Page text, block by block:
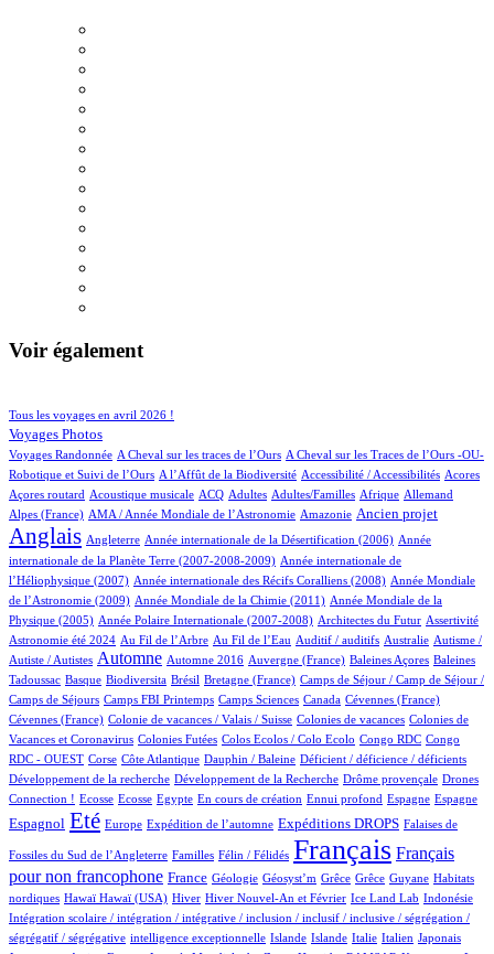
Voir également
Tous les voyages en avril 2026 !
205/929
Voyages Photos
153/929
Voyages Randonnée
4/929 A Cheval sur les traces de l’Ours
4/929
A Cheval sur les Traces de l’Ours -OU-
Robotique et Suivi de l’Ours
3/929 A l’Affût de la Biodiversité
1/929 Accessibilité / Accessibilités
3/929 Acores
1/929
Açores routard
3/929 Acoustique musicale
100/929 ACQ
30/929 Adultes
13/929 Adultes/Familles
2/929 Afrique
69/929 Allemand
22/929
Alpes (France)
13/929 AMA / Année Mondiale de l’Astronomie
6/929 Amazonie
255/929 Ancien projet
723/929
Anglais
63/929 Angleterre
6/929 Année internationale de la Désertification (2006)
13/929
Année
internationale de la Planète Terre (2007-2008-2009)
5/929
Année internationale de
l’Héliophysique (2007)
1/929 Année internationale des Récifs Coralliens (2008)
13/929
Année Mondiale
de l’Astronomie (2009)
2/929 Année Mondiale de la Chimie (2011)
15/929
Année Mondiale de la
Physique (2005)
5/929 Année Polaire Internationale (2007-2008)
3/929 Architectes du Futur
2/929 Assertivité
58/929
Astronomie été 2024
28/929 Au Fil de l’Arbre
17/929 Au Fil de l’Eau
1/929 Auditif / auditifs
1/929 Australie
1/929
Autisme /
Autiste / Autistes
432/929 Automne
5/929 Automne 2016
5/929 Auvergne (France)
1/929 Baleines Açores
2/929
Baleines
Tadoussac
1/929 Basque
79/929 Biodiversita
1/929 Brésil
14/929 Bretagne (France)
110/929
Camps de Séjour / Camp de Séjour /
Camps de Séjours
5/929 Camps FBI Printemps
14/929 Camps Sciences
4/929 Canada
2/929 Cévennes (France)
1/929
Cévennes (France)
1/929 Colonie de vacances / Valais / Suisse
4/929 Colonies de vacances
3/929
Colonies de
Vacances et Coronavirus
1/929 Colonies Futées
1/929 Colos Ecolos / Colo Ecolo
1/929 Congo RDC
2/929
Congo
RDC - OUEST
1/929 Corse
18/929 Côte Atlantique
1/929 Dauphin / Baleine
1/929 Déficient / déficience / déficients
1/929
Développement de la recherche
1/929 Développement de la Recherche
2/929 Drôme provençale
13/929
Drones
Connection !
1/929 Ecosse
1/929 Ecosse
1/929 Egypte
14/929 En cours de création
2/929 Ennui profond
23/929 Espagne
17/929 Espagne
268/929
Espagnol
703/929 Eté
12/929 Europe
178/929 Expédition de l’automne
268/929 Expéditions DROPS
4/929 Falaises de
Fossiles du Sud de l’Angleterre Familles Félin / Félidés Français Français
pour non francophone
294/929 France
34/929 Géologie
1/929 Géosyst’m
1/929 Grêce
1/929 Grêce
1/929 Guyane
3/929
Habitats
nordiques
2/929 Hawaï
2/929 Hawaï (USA)
152/929 Hiver
27/929 Hiver Nouvel-An et Février
8/929 Ice Land Lab
2/929 Indonésie
2/929
Intégration scolaire / intégration / intégrative / inclusion / inclusif / inclusive / ségrégation /
ségrégatif / ségrégative
2/929 intelligence exceptionnelle
9/929 Islande
8/929 Islande
10/929 Italie
79/929 Italien
5/929 Japonais
2/929